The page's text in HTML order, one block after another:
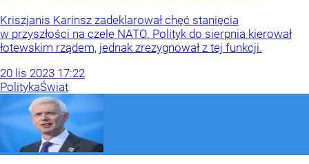
Kriszjanis Karinsz zadeklarował chęć stanięcia
w przyszłości na czele NATO. Polityk do sierpnia kierował
łotewskim rządem, jednak zrezygnował z tej funkcji.
20 lis 2023 17:22
PolitykaŚwiat